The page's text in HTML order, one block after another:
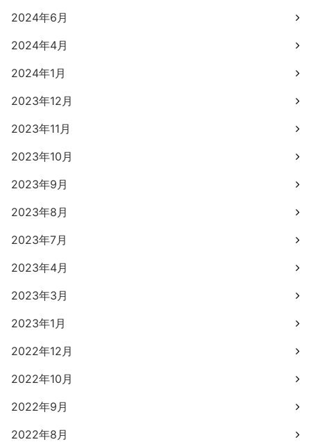
2024年6月
2024年4月
2024年1月
2023年12月
2023年11月
2023年10月
2023年9月
2023年8月
2023年7月
2023年4月
2023年3月
2023年1月
2022年12月
2022年10月
2022年9月
2022年8月